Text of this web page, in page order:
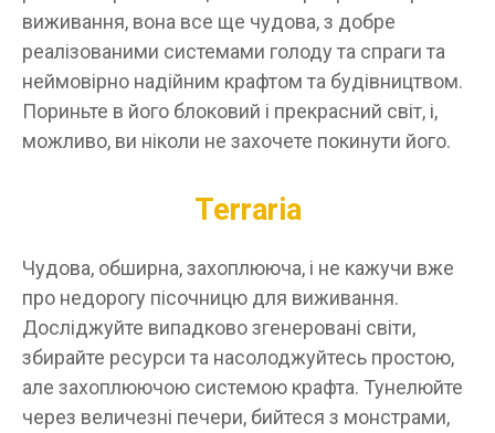
виживання, вона все ще чудова, з добре
реалізованими системами голоду та спраги та
неймовірно надійним крафтом та будівництвом.
Пориньте в його блоковий і прекрасний світ, і,
можливо, ви ніколи не захочете покинути його.
Terraria
Чудова, обширна, захоплююча, і не кажучи вже
про недорогу пісочницю для виживання.
Досліджуйте випадково згенеровані світи,
збирайте ресурси та насолоджуйтесь простою,
але захоплюючою системою крафта. Тунелюйте
через величезні печери, бийтеся з монстрами,